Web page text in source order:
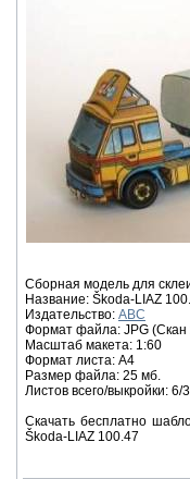
Сборная модель для
Название: Škoda-LIAZ
Издательство: ABC
Формат файла: JPG (Скан
Масштаб макета: 1:60
Формат листа: А4
Размер файла: 25 мб.
Листов всего/выкройки: 6/3
Скачать бесплатно
Škoda-LIAZ 100.47